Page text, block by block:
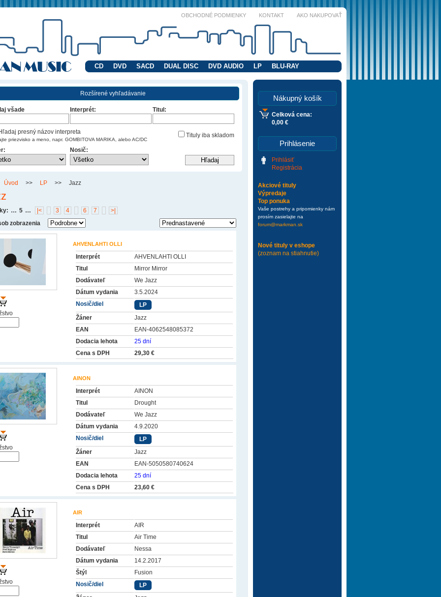
OBCHODNÉ PODMIENKY KONTAKT AKO NAKUPOVAŤ
CD DVD SACD DUAL DISC DVD AUDIO LP BLU-RAY
Rozšírené vyhľadávanie
všade Interprét: Titul:
presný názov interpreta
priezvisko a meno, napr. GOMBITOVA MARIKA, alebo AC/DC
Tituly iba skladom
Nosič:
Úvod >> LP >> Jazz
|<
… 3 4
5 6 7
…
>|
zobrazenia
AHVENLAHTI OLLI
Interprét
AHVENLAHTI OLLI
Titul
Mirror Mirror
Dodávateľ
We Jazz
Dátum vydania
3.5.2024
Nosič/diel
LP
Žáner
Jazz
EAN
EAN-4062548085372
Dodacia lehota
25 dní
Cena s DPH
29,30 €
AINON
Interprét
AINON
Titul
Drought
Dodávateľ
We Jazz
Dátum vydania
4.9.2020
Nosič/diel
LP
Žáner
Jazz
EAN
EAN-5050580740624
Dodacia lehota
25 dní
Cena s DPH
23,60 €
AIR
Interprét
AIR
Titul
Air Time
Dodávateľ
Nessa
Dátum vydania
14.2.2017
Štýl
Fusion
Nosič/diel
LP
Nákupný košík
Celková cena:
0,00 €
Prihlásenie
Prihlásiť
Registrácia
Akciové tituly
Výpredaje
Top ponuka
Vaše postrehy a pripomienky nám
prosím zasielajte na
forum@markman.sk
Nové tituly v eshope
(zoznam na stiahnutie)